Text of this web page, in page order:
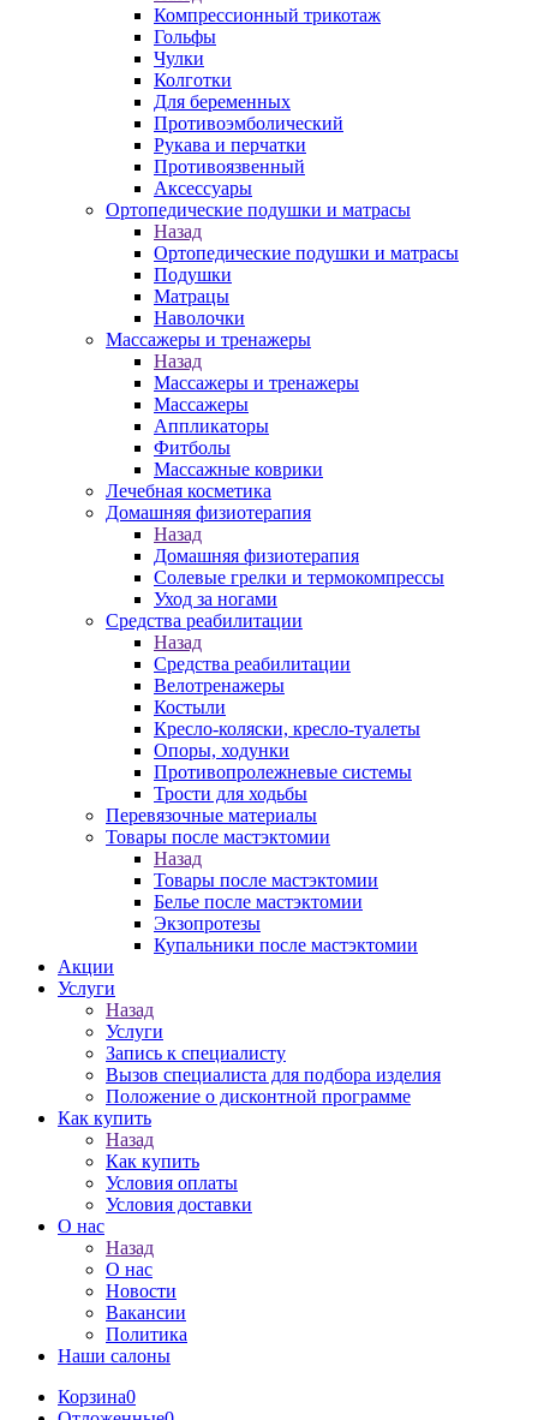
Компрессионный трикотаж
Гольфы
Чулки
Колготки
Для беременных
Противоэмболический
Рукава и перчатки
Противоязвенный
Аксессуары
Ортопедические подушки и матрасы
Назад
Ортопедические подушки и матрасы
Подушки
Матрацы
Наволочки
Массажеры и тренажеры
Назад
Массажеры и тренажеры
Массажеры
Аппликаторы
Фитболы
Массажные коврики
Лечебная косметика
Домашняя физиотерапия
Назад
Домашняя физиотерапия
Солевые грелки и термокомпрессы
Уход за ногами
Средства реабилитации
Назад
Средства реабилитации
Велотренажеры
Костыли
Кресло-коляски, кресло-туалеты
Опоры, ходунки
Противопролежневые системы
Трости для ходьбы
Перевязочные материалы
Товары после мастэктомии
Назад
Товары после мастэктомии
Белье после мастэктомии
Экзопротезы
Купальники после мастэктомии
Акции
Услуги
Назад
Услуги
Запись к специалисту
Вызов специалиста для подбора изделия
Положение о дисконтной программе
Как купить
Назад
Как купить
Условия оплаты
Условия доставки
О нас
Назад
О нас
Новости
Вакансии
Политика
Наши салоны
Корзина0